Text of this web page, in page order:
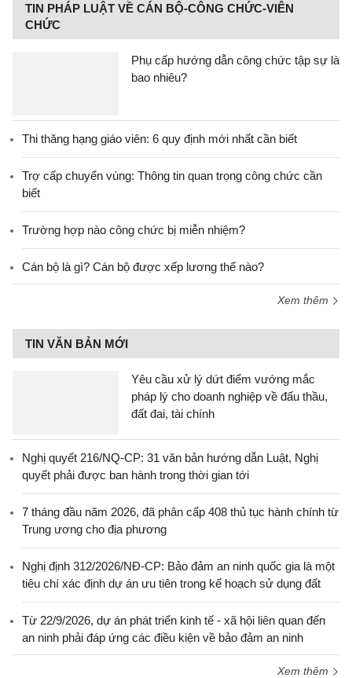
TIN PHÁP LUẬT VỀ CÁN BỘ-CÔNG CHỨC-VIÊN
CHỨC
Phụ cấp hướng dẫn công chức tập sự là
bao nhiêu?
Thi thăng hạng giáo viên: 6 quy định mới nhất cần biết
Trợ cấp chuyển vùng: Thông tin quan trọng công chức cần
biết
Trường hợp nào công chức bị miễn nhiệm?
Cán bộ là gì? Cán bộ được xếp lương thế nào?
Xem thêm
TIN VĂN BẢN MỚI
Yêu cầu xử lý dứt điểm vướng mắc
pháp lý cho doanh nghiệp về đấu thầu,
đất đai, tài chính
Nghị quyết 216/NQ-CP: 31 văn bản hướng dẫn Luật, Nghị
quyết phải được ban hành trong thời gian tới
7 tháng đầu năm 2026, đã phân cấp 408 thủ tục hành chính từ
Trung ương cho địa phương
Nghị định 312/2026/NĐ-CP: Bảo đảm an ninh quốc gia là một
tiêu chí xác định dự án ưu tiên trong kế hoạch sử dụng đất
Từ 22/9/2026, dự án phát triển kinh tế - xã hội liên quan đến
an ninh phải đáp ứng các điều kiện về bảo đảm an ninh
Xem thêm